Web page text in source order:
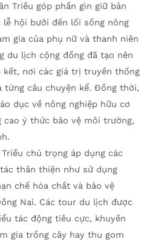
Triều góp phần gìn giữ bản
lễ hội bưởi đến lối sống nông
gia của phụ nữ và thanh niên
du lịch cộng đồng đã tạo nên
kết, nơi các giá trị truyền thống
từng câu chuyện kể. Đồng thời,
dục về nông nghiệp hữu cơ
cao ý thức bảo vệ môi trường,
chú trọng áp dụng các
thân thiện như sử dụng
chế hóa chất và bảo vệ
Nai. Các tour du lịch được
tác động tiêu cực, khuyến
gia trồng cây hay thu gom